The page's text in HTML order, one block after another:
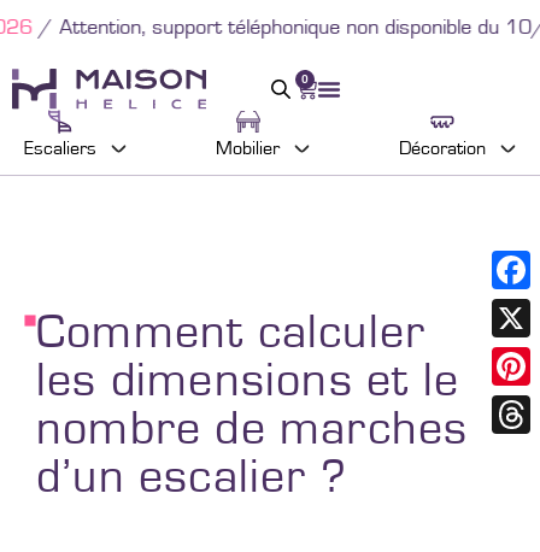
téléphonique non disponible du 10/08 au 23/08.
0
Escaliers Mobilier Décoration
Comment calculer
les dimensions et le
nombre de marches
d’un escalier ?
X